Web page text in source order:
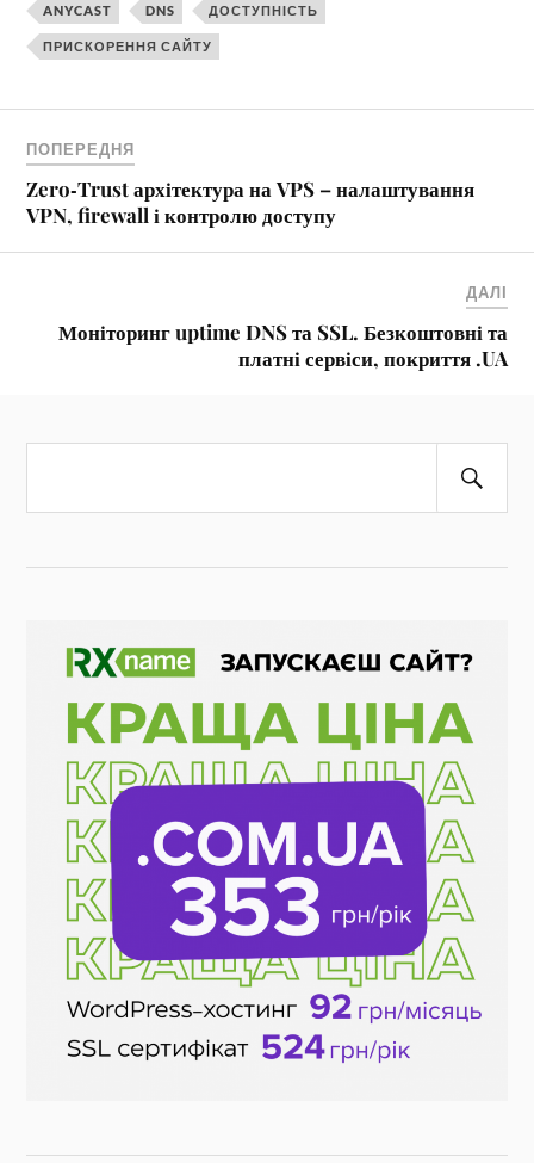
ANYCAST DNS ДОСТУПНІСТЬ
ПРИСКОРЕННЯ САЙТУ
ПОПЕРЕДНЯ
Zero‑Trust архітектура на VPS – налаштування
VPN, firewall і контролю доступу
ДАЛІ
Моніторинг uptime DNS та SSL. Безкоштовні та
платні сервіси, покриття .UA